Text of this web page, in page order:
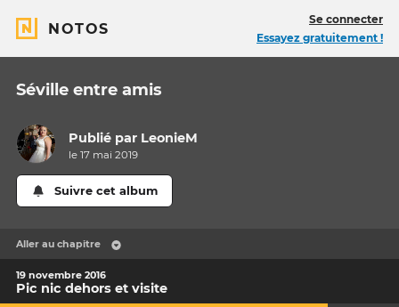
NOTOS
Se connecter
Essayez gratuitement !
Séville entre amis
Publié par LeonieM
le 17 mai 2019
Suivre cet album
Aller au chapitre
19 novembre 2016
Pic nic dehors et visite